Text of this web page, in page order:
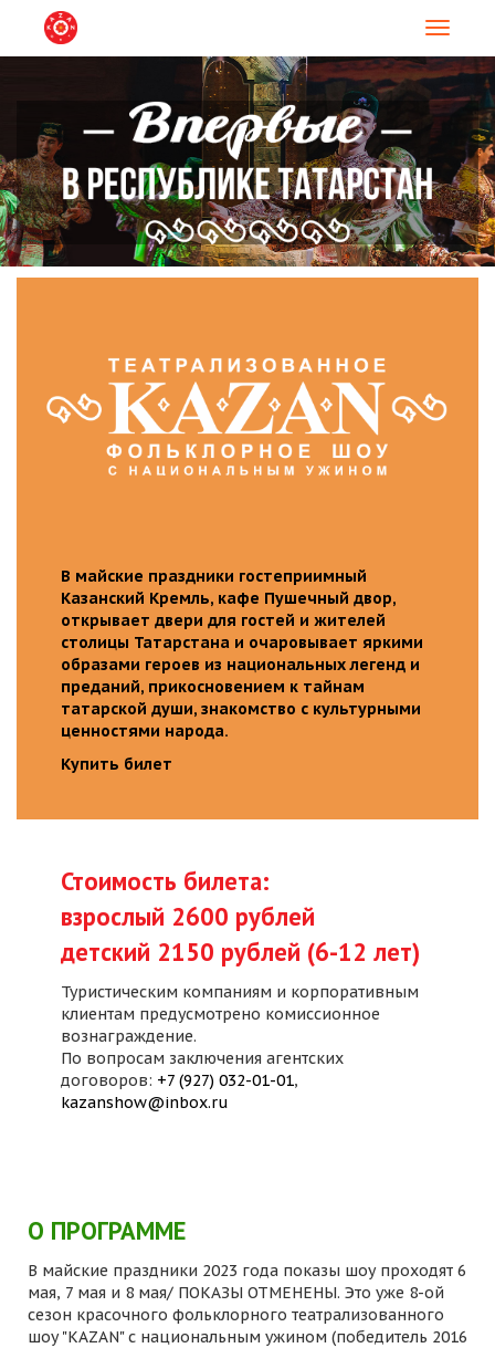
В майские праздники гостеприимный
Казанский Кремль, кафе Пушечный двор,
открывает двери для гостей и жителей
столицы Татарстана и очаровывает яркими
образами героев из национальных легенд и
преданий, прикосновением к тайнам
татарской души, знакомство с культурными
ценностями народа.
Купить билет
Стоимость билета:
взрослый 2600 рублей
детский 2150 рублей (6-12 лет)
Туристическим компаниям и корпоративным
клиентам предусмотрено комиссионное
вознаграждение.
По вопросам заключения агентских
договоров: +7 (927) 032-01-01,
kazanshow@inbox.ru
О ПРОГРАММЕ
В майские праздники 2023 года показы шоу проходят 6
мая, 7 мая и 8 мая/ ПОКАЗЫ ОТМЕНЕНЫ. Это уже 8-ой
сезон красочного фольклорного театрализованного
шоу "KAZAN" с национальным ужином (победитель 2016